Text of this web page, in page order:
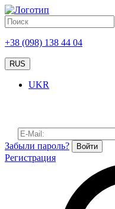
+38 (098) 138 44 04
RUS
UKR
Забыли пароль? Войти
Регистрация